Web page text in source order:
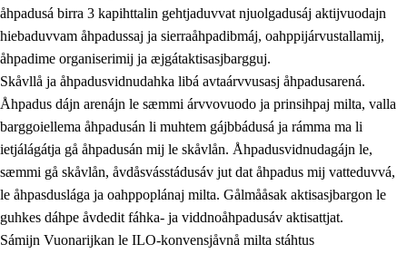
åhpadusá birra 3 kapihttalin gehtjaduvvat njuolgadusáj aktijvuodajn
hiebaduvvam åhpadussaj ja sierraåhpadibmáj, oahppijárvustallamij,
åhpadime organiserimij ja æjgátaktisasjbargguj.
Skåvllå ja åhpadusvidnudahka libá avtaárvvusasj åhpadusarená.
Åhpadus dájn arenájn le sæmmi árvvovuodo ja prinsihpaj milta, valla
barggoiellema åhpadusán li muhtem gájbbádusá ja rámma ma li
ietjálágátja gå åhpadusán mij le skåvlån. Åhpadusvidnudagájn le,
sæmmi gå skåvlån, åvdåsvásstádusáv jut dat åhpadus mij vatteduvvá,
le åhpasduslága ja oahppoplánaj milta. Gålmååsak aktisasjbargon le
guhkes dáhpe åvdedit fáhka- ja viddnoåhpadusáv aktisattjat.
Sámijn Vuonarijkan le ILO-konvensjåvnå milta stáhtus